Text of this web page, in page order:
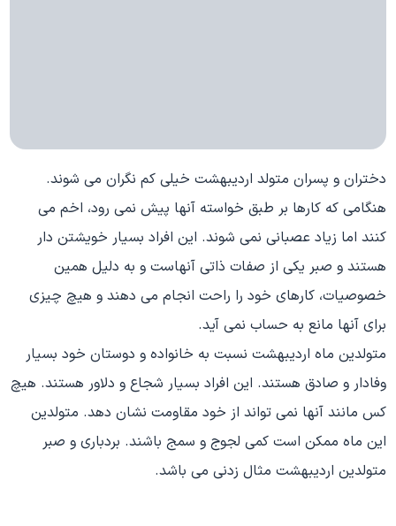
دختران و پسران متولد اردیبهشت خیلی کم نگران می شوند.
هنگامی که کارها بر طبق خواسته آنها پیش نمی رود، اخم می
کنند اما زیاد عصبانی نمی شوند. این افراد بسیار خویشتن دار
هستند و صبر یکی از صفات ذاتی آنهاست و به دلیل همین
خصوصیات، کارهای خود را راحت انجام می دهند و هیچ چیزی
برای آنها مانع به حساب نمی آید.
متولدین ماه اردیبهشت نسبت به خانواده و دوستان خود بسیار
وفادار و صادق هستند. این افراد بسیار شجاع و دلاور هستند. هیچ
کس مانند آنها نمی تواند از خود مقاومت نشان دهد. متولدین
این ماه ممکن است کمی لجوج و سمج باشند. بردباری و صبر
متولدین اردیبهشت مثال زدنی می باشد.